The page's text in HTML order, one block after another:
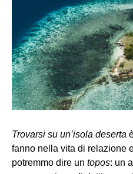
Trovarsi su un’isola deserta
fanno nella vita di relazione
potremmo dire un topos: un